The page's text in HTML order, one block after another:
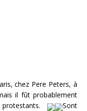
chez Pere Peters, à
il fût probablement
Sont